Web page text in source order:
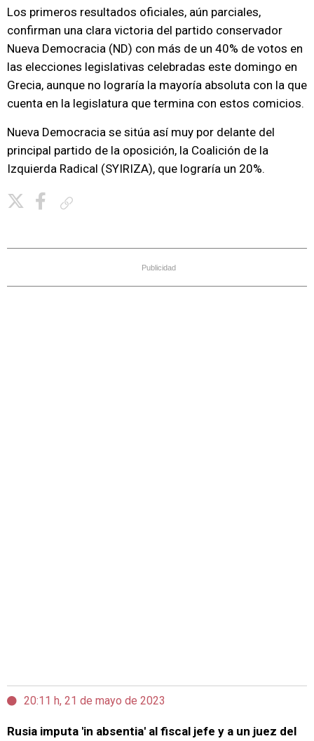
Los primeros resultados oficiales, aún parciales,
confirman una clara victoria del partido conservador
Nueva Democracia (ND) con más de un 40% de votos en
las elecciones legislativas celebradas este domingo en
Grecia, aunque no lograría la mayoría absoluta con la que
cuenta en la legislatura que termina con estos comicios.
Nueva Democracia se sitúa así muy por delante del
principal partido de la oposición, la Coalición de la
Izquierda Radical (SYIRIZA), que lograría un 20%.
Publicidad
20:11 h, 21 de mayo de 2023
Rusia imputa 'in absentia' al fiscal jefe y a un juez del